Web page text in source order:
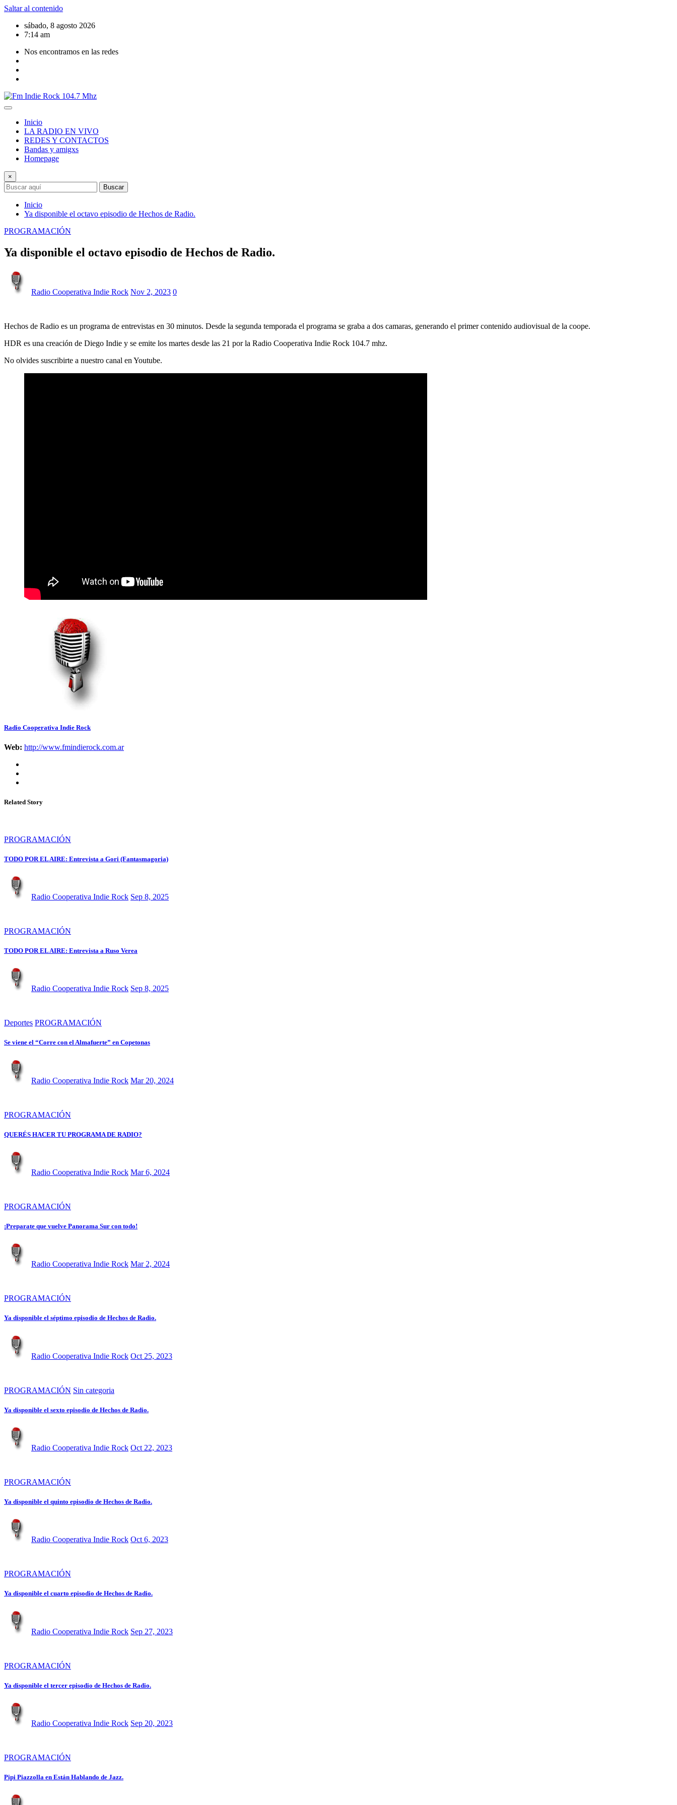
Saltar al contenido
sábado, 8 agosto 2026
7:14 am
Nos encontramos en las redes
Inicio
LA RADIO EN VIVO
REDES Y CONTACTOS
Bandas y amigxs
Homepage
×
Buscar
Inicio
Ya disponible el octavo episodio de Hechos de Radio.
PROGRAMACIÓN
Ya disponible el octavo episodio de Hechos de Radio.
Radio Cooperativa Indie Rock Nov 2, 2023 0
Hechos de Radio es un programa de entrevistas en 30 minutos. Desde la segunda temporada el programa se graba a dos camaras, generando el primer contenido audiovisual de la coope.
HDR es una creación de Diego Indie y se emite los martes desde las 21 por la Radio Cooperativa Indie Rock 104.7 mhz.
No olvides suscribirte a nuestro canal en Youtube.
Radio Cooperativa Indie Rock
Web: http://www.fmindierock.com.ar
Related Story
PROGRAMACIÓN
TODO POR EL AIRE: Entrevista a Gori (Fantasmagoria)
Radio Cooperativa Indie Rock Sep 8, 2025
PROGRAMACIÓN
TODO POR EL AIRE: Entrevista a Ruso Verea
Radio Cooperativa Indie Rock Sep 8, 2025
Deportes PROGRAMACIÓN
Se viene el “Corre con el Almafuerte” en Copetonas
Radio Cooperativa Indie Rock Mar 20, 2024
PROGRAMACIÓN
QUERÉS HACER TU PROGRAMA DE RADIO?
Radio Cooperativa Indie Rock Mar 6, 2024
PROGRAMACIÓN
¡Preparate que vuelve Panorama Sur con todo!
Radio Cooperativa Indie Rock Mar 2, 2024
PROGRAMACIÓN
Ya disponible el séptimo episodio de Hechos de Radio.
Radio Cooperativa Indie Rock Oct 25, 2023
PROGRAMACIÓN Sin categoria
Ya disponible el sexto episodio de Hechos de Radio.
Radio Cooperativa Indie Rock Oct 22, 2023
PROGRAMACIÓN
Ya disponible el quinto episodio de Hechos de Radio.
Radio Cooperativa Indie Rock Oct 6, 2023
PROGRAMACIÓN
Ya disponible el cuarto episodio de Hechos de Radio.
Radio Cooperativa Indie Rock Sep 27, 2023
PROGRAMACIÓN
Ya disponible el tercer episodio de Hechos de Radio.
Radio Cooperativa Indie Rock Sep 20, 2023
PROGRAMACIÓN
Pipi Piazzolla en Están Hablando de Jazz.